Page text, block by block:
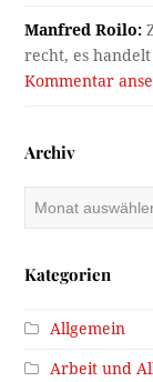
Manfred Roilo:
recht, es
Kommentar
Archiv
Kategorien
Allgemein
Arbeit und